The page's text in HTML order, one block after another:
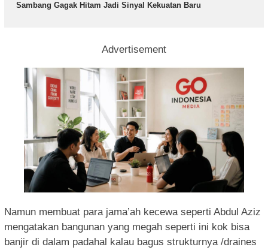
Sambang Gagak Hitam Jadi Sinyal Kekuatan Baru
Advertisement
Namun membuat para jama’ah kecewa seperti Abdul Aziz
mengatakan bangunan yang megah seperti ini kok bisa
banjir di dalam padahal kalau bagus strukturnya /draines